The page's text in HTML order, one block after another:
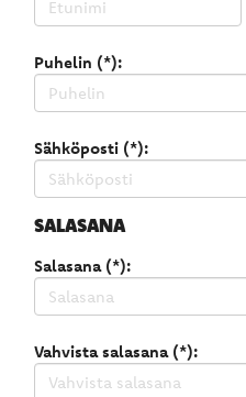
Puhelin (*):
Sähköposti (*):
SALASANA
Salasana (*):
Vahvista salasana (*):